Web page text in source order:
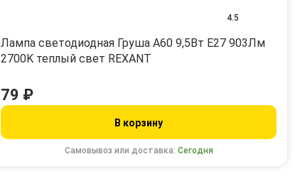
4.5
Лампа светодиодная Груша A60 9,5Вт E27 903Лм
2700K теплый свет REXANT
Самовывоз или доставка: Сегодня
79 ₽
В корзину